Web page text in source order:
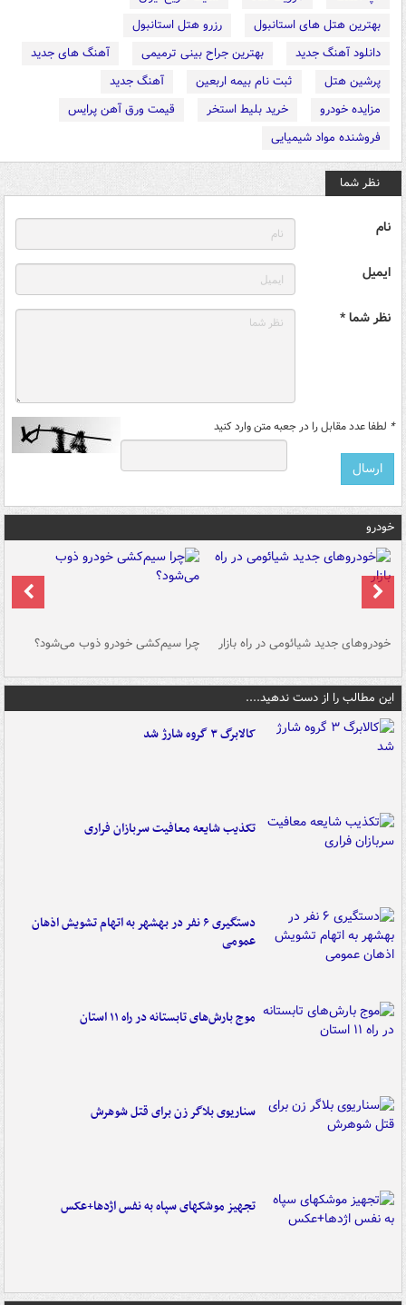
بهترین هتل های استانبول
رزرو هتل استانبول
دانلود آهنگ جدید
بهترین جراح بینی ترمیمی
آهنگ های جدید
پرشین هتل
ثبت نام بیمه اربعین
آهنگ جدید
مزایده خودرو
خرید بلیط استخر
قیمت ورق آهن پرایس
فروشنده مواد شیمیایی
نظر شما
نام
ایمیل
نظر شما *
* لطفا عدد مقابل را در جعبه متن وارد کنید
خودرو
خودروهای جدید شیائومی در راه بازار چرا سیم‌کشی خودرو ذوب می‌شود؟
این مطالب را از دست ندهید....
کالابرگ ۳ گروه شارژ شد
تکذیب شایعه معافیت سربازان فراری
دستگیری ۶ نفر در بهشهر به اتهام تشویش اذهان
عمومی
موج بارش‌های تابستانه در راه ۱۱ استان
سناریوی بلاگر زن برای قتل شوهرش
تجهیز موشکهای سپاه به نفس اژدها+عکس